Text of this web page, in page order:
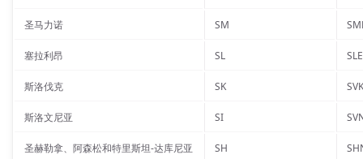
圣马力诺 SM
塞拉利昂 SL SLE
斯洛伐克 SK SVK
斯洛文尼亚 SI
圣赫勒拿、阿森松和特里斯坦-达库尼亚 SH